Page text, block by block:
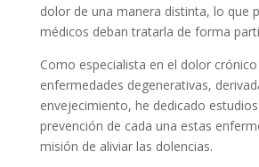
dolor de una manera distinta, lo que
médicos deban tratarla de forma
Como especialista en el dolor
enfermedades degenerativas,
envejecimiento, he dedicado
prevención de cada una estas
misión de aliviar las dolencias.